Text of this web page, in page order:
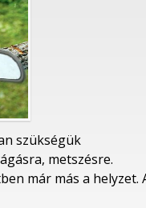
szükségük
metszésre.
már más a helyzet.